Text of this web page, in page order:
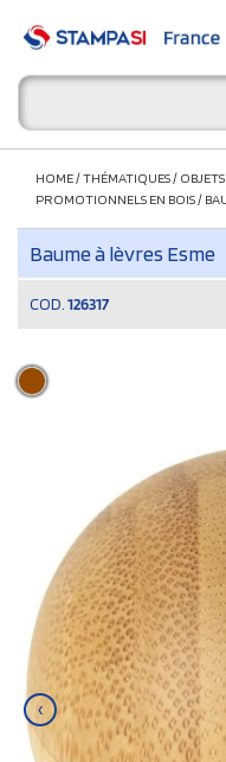
HOME/THÉMATIQUES/
PROMOTIONNELS EN BOIS/
Baume à lèvres Esme
COD. 126317
‹